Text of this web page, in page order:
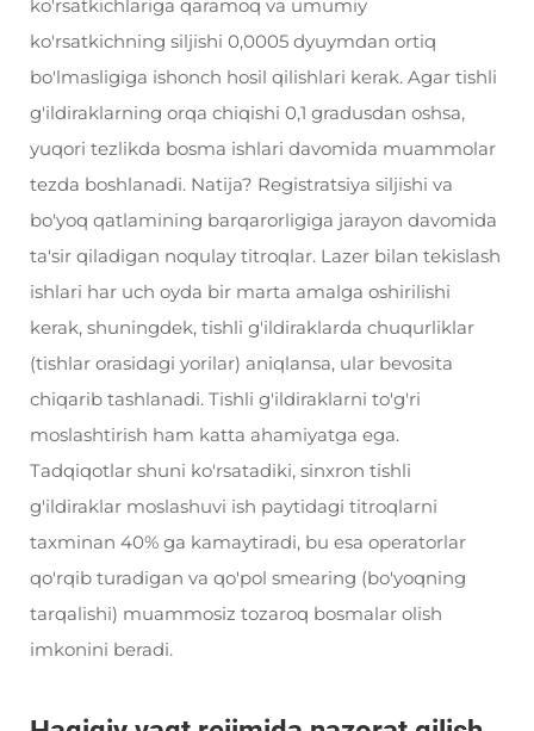
ko'rsatkichlariga qaramoq va umumiy
ko'rsatkichning siljishi 0,0005 dyuymdan ortiq
bo'lmasligiga ishonch hosil qilishlari kerak. Agar tishli
g'ildiraklarning orqa chiqishi 0,1 gradusdan oshsa,
yuqori tezlikda bosma ishlari davomida muammolar
tezda boshlanadi. Natija? Registratsiya siljishi va
bo'yoq qatlamining barqarorligiga jarayon davomida
ta'sir qiladigan noqulay titroqlar. Lazer bilan tekislash
ishlari har uch oyda bir marta amalga oshirilishi
kerak, shuningdek, tishli g'ildiraklarda chuqurliklar
(tishlar orasidagi yorilar) aniqlansa, ular bevosita
chiqarib tashlanadi. Tishli g'ildiraklarni to'g'ri
moslashtirish ham katta ahamiyatga ega.
Tadqiqotlar shuni ko'rsatadiki, sinxron tishli
g'ildiraklar moslashuvi ish paytidagi titroqlarni
taxminan 40% ga kamaytiradi, bu esa operatorlar
qo'rqib turadigan va qo'pol smearing (bo'yoqning
tarqalishi) muammosiz tozaroq bosmalar olish
imkonini beradi.